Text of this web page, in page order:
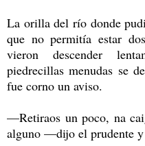
La orilla del río donde
que no permitía estar
vieron descender
piedrecillas menudas se
fue corno un aviso.
—Retiraos un poco, na
alguno —dijo el prudente